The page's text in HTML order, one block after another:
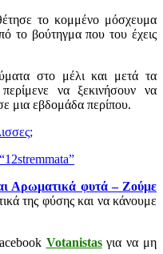
το κομμένο μόσχευμα
το βούτηγμα που του έχεις
στο μέλι και μετά τα
να ξεκινήσουν να
μια εβδομάδα περίπου.
Αρωματικά φυτά – Ζούμε
της φύσης και να κάνουμε
Votanistasγια να μη